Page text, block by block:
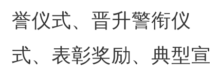
誉仪式、晋升警衔仪
式、表彰奖励、典型宣